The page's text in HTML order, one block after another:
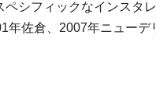
シフィックなインスタ
年佐倉、2007年ニューデ